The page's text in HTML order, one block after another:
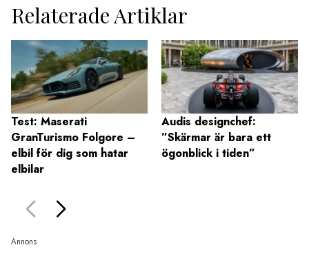
Relaterade Artiklar
Test: Maserati
GranTurismo Folgore –
elbil för dig som hatar
elbilar
Audis designchef:
”Skärmar är bara ett
ögonblick i tiden”
Annons